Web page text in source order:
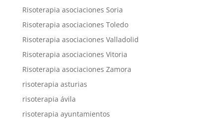
Risoterapia asociaciones Soria
Risoterapia asociaciones Toledo
Risoterapia asociaciones Valladolid
Risoterapia asociaciones Vitoria
Risoterapia asociaciones Zamora
risoterapia asturias
risoterapia ávila
risoterapia ayuntamientos